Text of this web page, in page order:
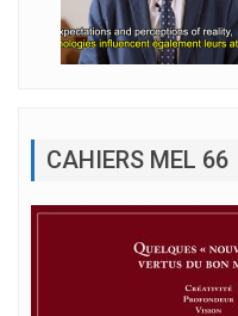
CAHIERS MEL 66